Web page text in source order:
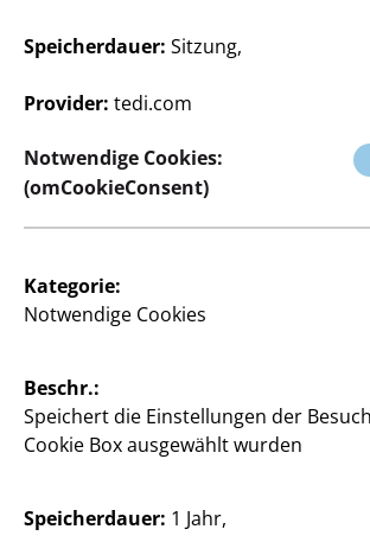
Öffnungszeiten Ihrer TEDi
Filiale ansehen
Filiale ändern
Unternehmen
Expansion
Qualität
Presse
Speicherdauer: Sitzung,
Provider: tedi.com
Notwendige Cookies:
(omCookieConsent)
Kategorie:
Notwendige Cookies
Beschr.:
Speichert die Einstellungen der
Cookie Box ausgewählt wurden
Speicherdauer: 1 Jahr,